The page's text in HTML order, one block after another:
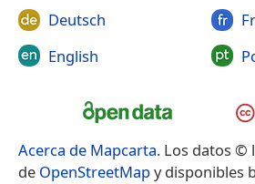
Deutsch
English
Acerca de Mapcarta. Los datos ©
de OpenStreetMapy disponibles